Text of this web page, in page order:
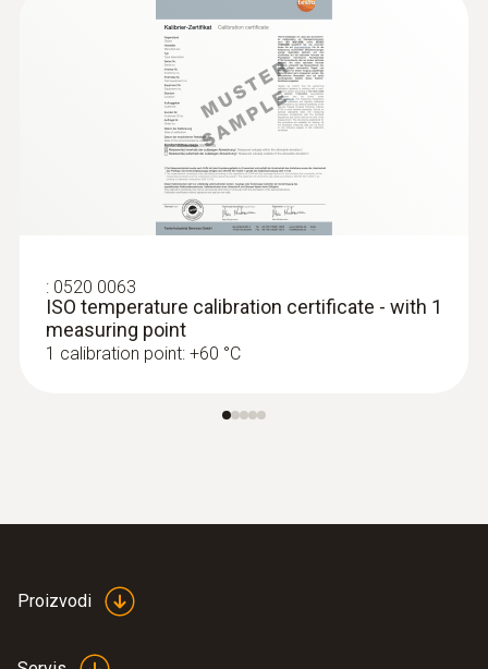
: 0520 0063
ISO temperature calibration certificate - with 1
measuring point
1 calibration point: +60 °C
Proizvodi